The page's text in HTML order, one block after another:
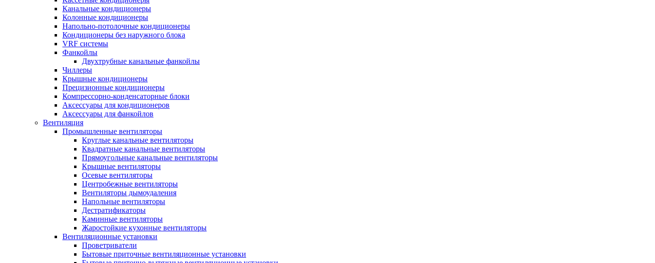
Канальные кондиционеры
Колонные кондиционеры
Напольно-потолочные кондиционеры
Кондиционеры без наружного блока
VRF системы
Фанкойлы
Двухтрубные канальные фанкойлы
Чиллеры
Крышные кондиционеры
Прецизионные кондиционеры
Компрессорно-конденсаторные блоки
Аксессуары для кондиционеров
Аксессуары для фанкойлов
Вентиляция
Промышленные вентиляторы
Круглые канальные вентиляторы
Квадратные канальные вентиляторы
Прямоугольные канальные вентиляторы
Крышные вентиляторы
Осевые вентиляторы
Центробежные вентиляторы
Вентиляторы дымоудаления
Напольные вентиляторы
Дестратификаторы
Каминные вентиляторы
Жаростойкие кухонные вентиляторы
Вентиляционные установки
Проветриватели
Бытовые приточные вентиляционные установки